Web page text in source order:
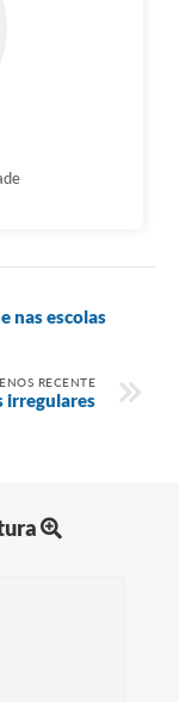
nas escolas
RECENTE
irregulares